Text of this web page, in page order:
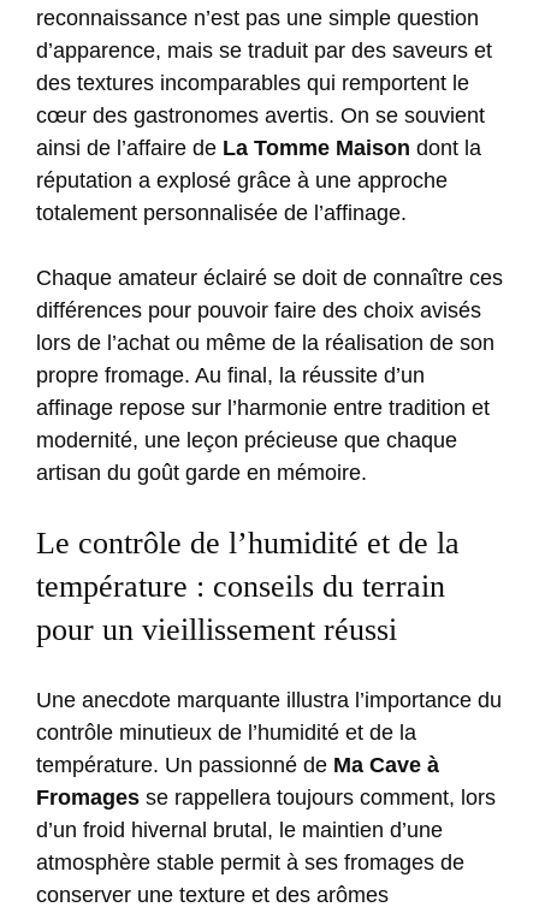
reconnaissance n’est pas une simple question
d’apparence, mais se traduit par des saveurs et
des textures incomparables qui remportent le
cœur des gastronomes avertis. On se souvient
ainsi de l’affaire de La Tomme Maison dont la
réputation a explosé grâce à une approche
totalement personnalisée de l’affinage.
Chaque amateur éclairé se doit de connaître ces
différences pour pouvoir faire des choix avisés
lors de l’achat ou même de la réalisation de son
propre fromage. Au final, la réussite d’un
affinage repose sur l’harmonie entre tradition et
modernité, une leçon précieuse que chaque
artisan du goût garde en mémoire.
Le contrôle de l’humidité et de la
température : conseils du terrain
pour un vieillissement réussi
Une anecdote marquante illustra l’importance du
contrôle minutieux de l’humidité et de la
température. Un passionné de Ma Cave à
Fromages se rappellera toujours comment, lors
d’un froid hivernal brutal, le maintien d’une
atmosphère stable permit à ses fromages de
conserver une texture et des arômes